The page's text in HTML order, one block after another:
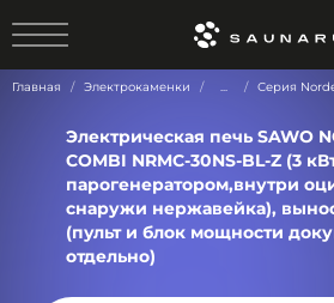
Главная Электрокаменки ... Серия
Электрическая печь SAWO
COMBI NRMC-30NS-BL-Z (3
парогенератором,внутри
снаружи нержавейка),
(пульт и блок мощности
отдельно)